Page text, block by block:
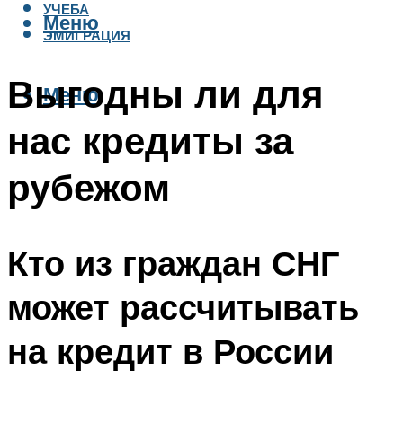
УЧЕБА
ЭМИГРАЦИЯ
Меню
Меню
Выгодны ли для
нас кредиты за
рубежом
Кто из граждан СНГ
может рассчитывать
на кредит в России